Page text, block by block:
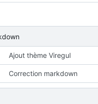
Ajout thème Viregul
Correction markdown